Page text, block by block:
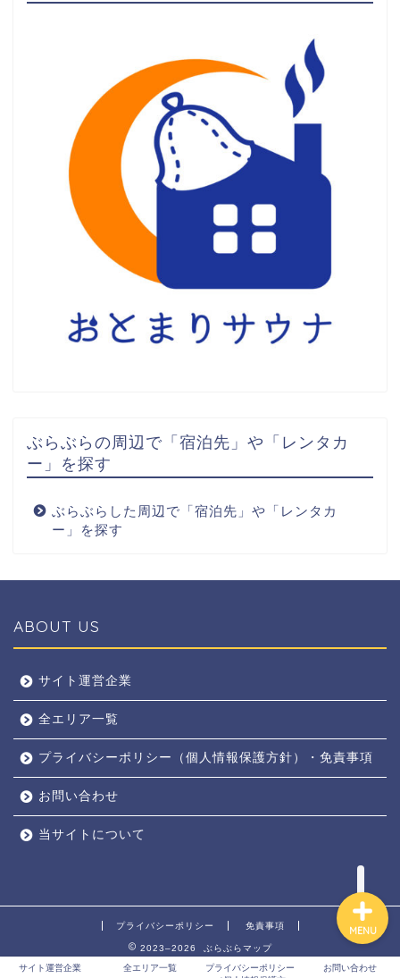
ぶらぶらの周辺で「宿泊先」や「レンタカ
ー」を探す
ぶらぶらした周辺で「宿泊先」や「レンタカ
ー」を探す
ABOUT US
サイト運営企業
全エリア一覧
プライバシーポリシー（個人情報保護方針）・免責事項
お問い合わせ
当サイトについて
プライバシーポリシー 免責事項
2023–2026 ぶらぶらマップ
サイト運営企業 全エリア一覧
プライバシーポリシー
お問い合わせ
MENU
奈良